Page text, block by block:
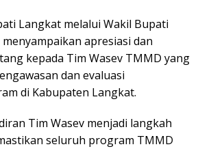
Langkat melalui Wakil Bupati
apresiasi dan
kepada Tim Wasev TMMD yang
dan evaluasi
di Kabupaten Langkat.
Tim Wasev menjadi langkah
seluruh program TMMD